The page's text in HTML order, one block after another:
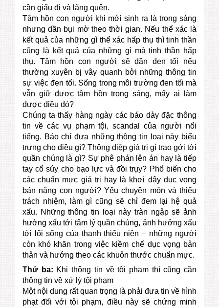
cần giấu đi và lãng quên.
Tâm hồn con người khi mới sinh ra là trong sáng
nhưng dần bụi mờ theo thời gian. Nếu thể xác là
kết quả của những gì thể xác hấp thụ thì tinh thần
cũng là kết quả của những gì mà tinh thần hấp
thụ. Tâm hồn con người sẽ dần đen tối nếu
thường xuyên bị vây quanh bởi những thông tin
sự việc đen tối. Sống trong môi trường đen tối mà
vẫn giữ được tâm hồn trong sáng, mấy ai làm
được điều đó?
Chúng ta thấy hàng ngày các báo dày đặc thông
tin về các vụ phạm tội, scandal của người nổi
tiếng. Báo chí đưa những thông tin loại này biểu
trưng cho điều gì? Thông điệp giá trị gì trao gởi tới
quần chúng là gì? Sự phê phán lên án hay là tiếp
tay cổ súy cho bạo lực và đồi trụy? Phổ biến cho
các chuẩn mực giá trị hay là khơi dậy dục vọng
bản năng con người? Yếu chuyên môn và thiếu
trách nhiệm, làm gì cũng sẽ chỉ đem lại hệ quả
xấu. Những thông tin loại này tràn ngập sẽ ảnh
hưởng xấu tới tâm lý quần chúng, ảnh hưởng xấu
tới lối sống của thanh thiếu niên – những người
còn khó khăn trong việc kiềm chế dục vọng bản
thân và hướng theo các khuôn thước chuẩn mực.
Thứ ba: Khi thông tin về tội phạm thì cũng cần
thông tin về xử lý tội phạm
Một nội dung rất quan trọng là phải đưa tin về hình
phạt đối với tội phạm, điều này sẽ chứng minh